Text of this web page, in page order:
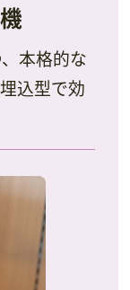
本格的な
込型で効